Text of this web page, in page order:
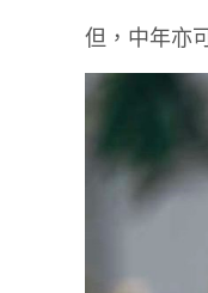
但，中年亦